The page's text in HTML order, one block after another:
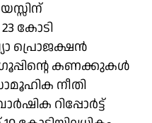
കോടി
പ്രൊജക്ഷന്‍
കണക്കുകള്‍
നീതി
റിപ്പോര്‍ട്ട്